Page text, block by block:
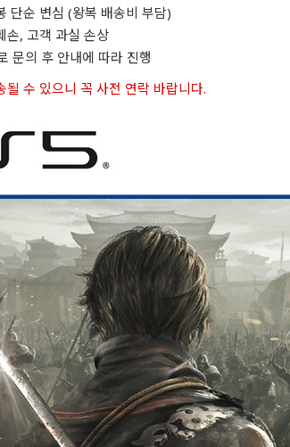
단순 변심 (왕복 배송비 부담)
손, 고객 과실 손상
문의 후 안내에 따라 진행
수 있으니 꼭 사전 연락 바랍니다.